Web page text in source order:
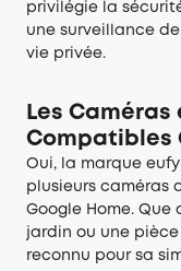
privilégie la
une surveillance
vie privée.
Les
Compatibles
Oui, la marque
plusieurs caméras
Google Home. Que
jardin ou une pièce
reconnu pour sa